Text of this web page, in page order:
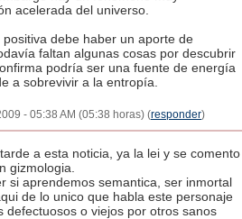
acelerada del universo.
debe haber un aporte de
faltan algunas cosas por descubrir
podría ser una fuente de energía
a sobrevivir a la entropía.
- 05:38 AM (05:38 horas) (responder)
a esta noticia, ya la lei y se comento
gizmologia.
si aprendemos semantica, ser inmortal
de lo unico que habla este personaje
defectuosos o viejos por otros sanos